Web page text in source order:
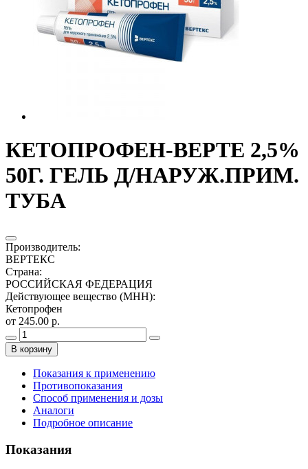
КЕТОПРОФЕН-ВЕРТЕ 2,5%
50Г. ГЕЛЬ Д/НАРУЖ.ПРИМ.
ТУБА
Производитель:
ВЕРТЕКС
Страна:
РОССИЙСКАЯ ФЕДЕРАЦИЯ
Действующее вещество (МНН):
Кетопрофен
от 245.00 р.
В корзину
Показания к применению
Противопоказания
Способ применения и дозы
Аналоги
Подробное описание
Показания